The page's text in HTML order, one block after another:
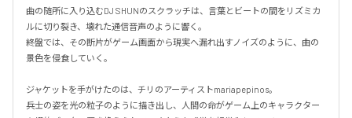
曲の随所に入り込むDJ SHUNのスクラッチは、言葉とビートの間をリズミカ
ルに切り裂き、壊れた通信音声のように響く。
終盤では、その断片がゲーム画面から現実へ漏れ出すノイズのように、曲の
景色を侵食していく。
ジャケットを手がけたのは、チリのアーティストmariapepinos。
兵士の姿を光の粒子のように描き出し、人間の命がゲーム上のキャラクター